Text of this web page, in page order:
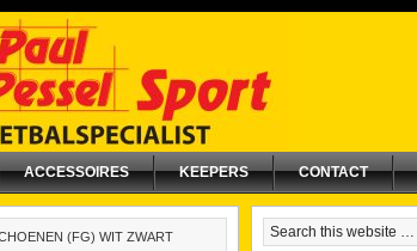
ACCESSOIRES KEEPERS CONTACT
(FG) WIT ZWART